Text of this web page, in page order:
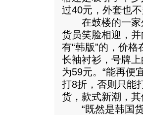
过40元，外套也不
在鼓楼的一家
货员笑脸相迎，
有“韩版”的，价
长袖衬衫，号牌
为59元。“能再便
打8折，否则只能
货，款式新潮，其
“既然是韩国货